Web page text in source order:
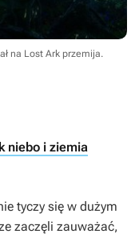
na Lost Ark przemija.
niebo i ziemia
tyczy się w dużym
zaczęli zauważać,